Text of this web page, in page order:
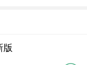
版